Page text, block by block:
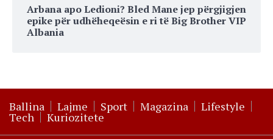
Arbana apo Ledioni? Bled Mane jep përgjigjen
epike për udhëheqeësin e ri të Big Brother VIP
Albania
Ballina Lajme Sport Magazina Lifestyle
Tech Kuriozitete